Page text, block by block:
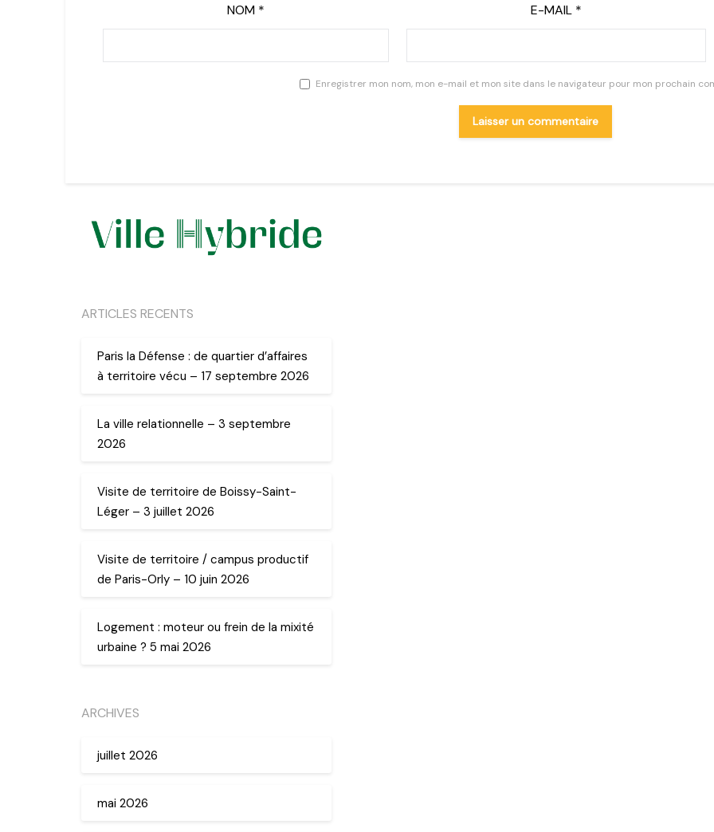
NOM * E-MAIL *
Enregistrer mon nom, mon e-mail et mon site dans le navigateur pour mon prochain
ARTICLES RECENTS
Paris la Défense : de quartier d’affaires
à territoire vécu – 17 septembre 2026
La ville relationnelle – 3 septembre
2026
Visite de territoire de Boissy-Saint-
Léger – 3 juillet 2026
Visite de territoire / campus productif
de Paris-Orly – 10 juin 2026
Logement : moteur ou frein de la mixité
urbaine ? 5 mai 2026
ARCHIVES
juillet 2026
mai 2026